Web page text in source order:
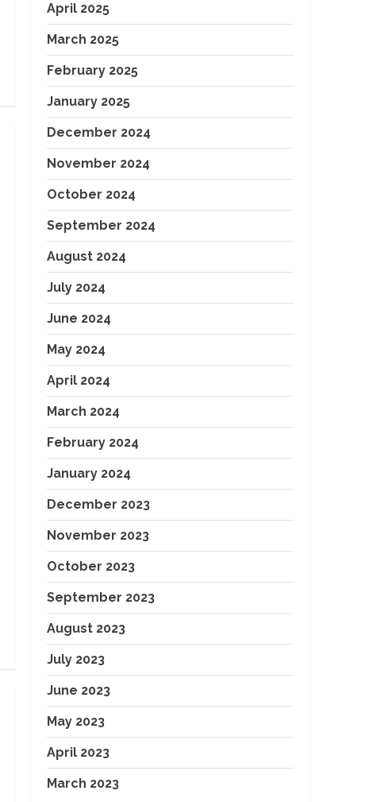
April 2025
March 2025
February 2025
January 2025
December 2024
November 2024
October 2024
September 2024
August 2024
July 2024
June 2024
May 2024
April 2024
March 2024
February 2024
January 2024
December 2023
November 2023
October 2023
September 2023
August 2023
July 2023
June 2023
May 2023
April 2023
March 2023